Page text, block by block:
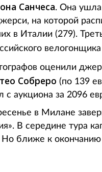
Санчеса. Она ушла
на которой
в Италии (279).
велогонщика
оценили
Собреро (по 139
аукциона за 2096
в Милане
В середине тура
Но ближе к